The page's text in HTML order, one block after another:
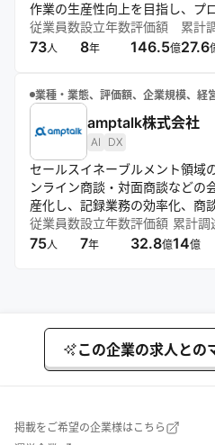
作業の生産性向上を目指し、プ
タル帳票アプリを開発。70か国
れ、東京とバンコクを拠点に事
従業員数
73人
設立年数
8年
評価額
146.5億
累計
27.6
業種・業態、評価額、企業規模、経
amptalk株式会社
AI DX
セールスイネーブルメント領域
ンライン商談・対面商談などの
産化し、記録業務の効率化、商
を支援する。主力は商談解析や
「amptalk analysis」に加え、AI
従業員数
75人
設立年数
7年
評価額
32.8億
累計調
14億
この企業の求人との
掲載をご希望の企業様はこちら